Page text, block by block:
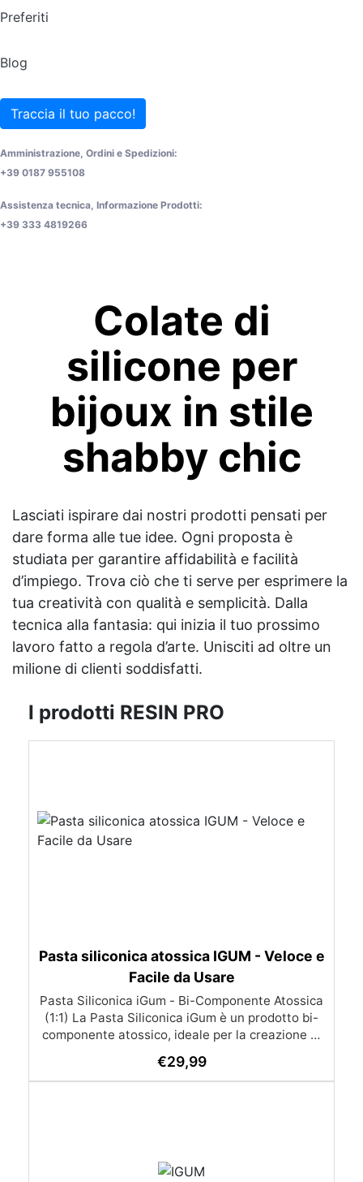
Preferiti
Blog
Traccia il tuo pacco!
Amministrazione, Ordini e Spedizioni:
+39 0187 955108
Assistenza tecnica, Informazione Prodotti:
+39 333 4819266
Colate di
silicone per
bijoux in stile
shabby chic
Lasciati ispirare dai nostri prodotti pensati per
dare forma alle tue idee. Ogni proposta è
studiata per garantire affidabilità e facilità
d’impiego. Trova ciò che ti serve per esprimere la
tua creatività con qualità e semplicità. Dalla
tecnica alla fantasia: qui inizia il tuo prossimo
lavoro fatto a regola d’arte. Unisciti ad oltre un
milione di clienti soddisfatti.
I prodotti RESIN PRO
Pasta siliconica atossica IGUM - Veloce e
Facile da Usare
Pasta Siliconica iGum - Bi-Componente Atossica
(1:1) La Pasta Siliconica iGum è un prodotto bi-
componente atossico, ideale per la creazione di
modellabile, è compatibile con una vasta gamma
di materiali, come resina, gesso, cera, metallo a
precisione o bilance. Caratteristiche Principali
€29,99